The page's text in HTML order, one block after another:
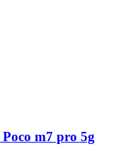
m7 pro 5g